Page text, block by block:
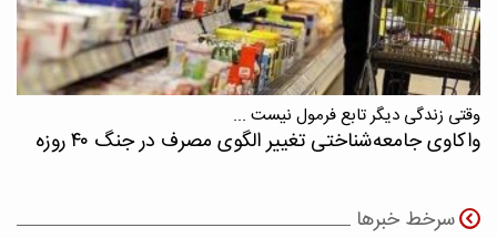
وقتی زندگی دیگر تابع فرمول نیست ...
واکاوی جامعه‌شناختی تغییر الگوی مصرف در جنگ ۴۰ روزه
سرخط خبرها